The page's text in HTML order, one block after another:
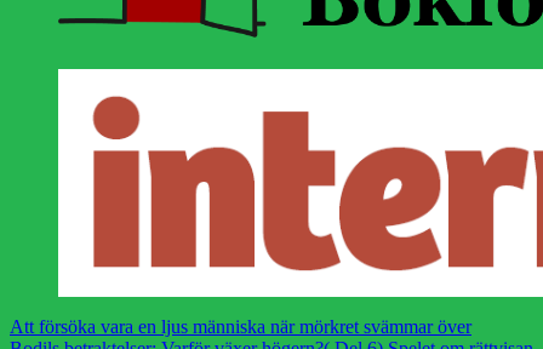
Att försöka vara en ljus människa när mörkret svämmar över